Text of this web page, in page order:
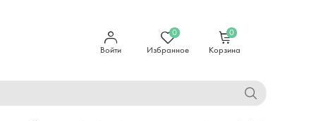
Войти
0
Избранное
0
Корзина